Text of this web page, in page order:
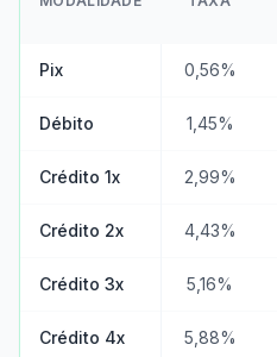
Pix 0,56%
Débito 1,45%
Crédito 1x 2,99%
Crédito 2x 4,43%
Crédito 3x 5,16%
Crédito 4x 5,88%